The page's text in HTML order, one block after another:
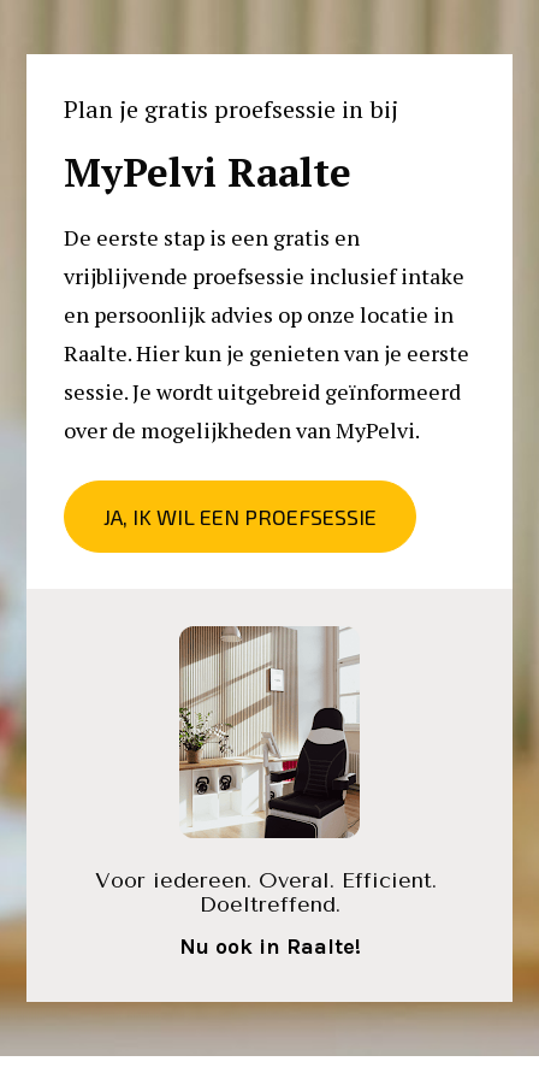
Plan je gratis proefsessie in bij
MyPelvi Raalte
De eerste stap is een gratis en
vrijblijvende proefsessie inclusief intake
en persoonlijk advies op onze locatie in
Raalte. Hier kun je genieten van je eerste
sessie. Je wordt uitgebreid geïnformeerd
over de mogelijkheden van MyPelvi.
JA, IK WIL EEN PROEFSESSIE
Voor iedereen. Overal. Efficient.
Doeltreffend.
Nu ook in Raalte!